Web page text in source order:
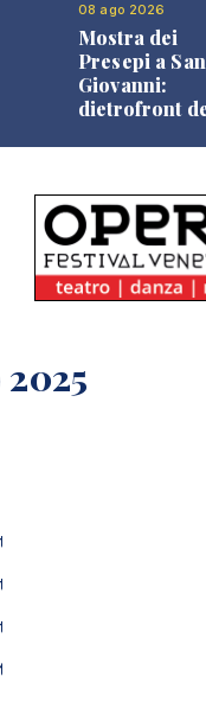
08 ago 2026
Mostra dei
Presepi a San
Giovanni:
dietrofront
include/moduli/
include/moduli/
agenda.php(57):
include/moduli/